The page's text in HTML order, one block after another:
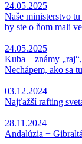
24.05.2025
Naše ministerstvo
by ste o ňom mali
24.05.2025
Kuba – známy
Nechápem, ako sa
03.12.2024
Najťažší rafting
28.11.2024
Andalúzia +